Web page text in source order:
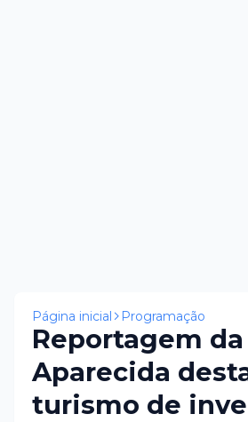
Página inicial Programação
Reportagem da
Aparecida
turismo de